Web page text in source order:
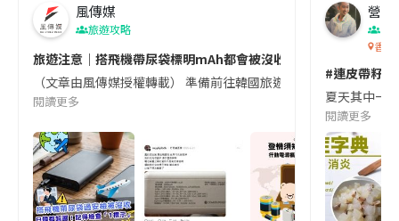
風傳媒
旅遊攻略
旅遊注意｜搭飛機帶尿袋標明mAh都會被沒收😱出發前切記檢查
（文章由風傳媒授權轉載） 準備前往韓國旅遊的民眾，近期要
閱讀更多
營養
香港
#連皮帶籽
夏天其中一
閱讀更多